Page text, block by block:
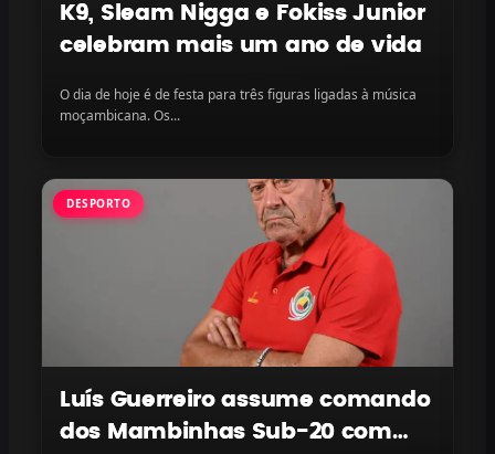
K9, Sleam Nigga e Fokiss Junior
celebram mais um ano de vida
O dia de hoje é de festa para três figuras ligadas à música
moçambicana. Os...
DESPORTO
Luís Guerreiro assume comando
dos Mambinhas Sub-20 com